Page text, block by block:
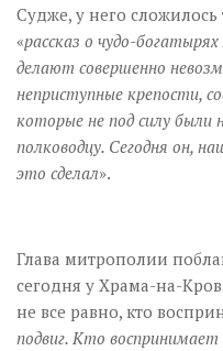
Судже, у него
«рассказ о чудо-
делают совершенно
неприступные крепости,
которые не под силу были
полководцу. Сегодня он,
это сделал».
Глава митрополии
сегодня у Храма-на-
не все равно, кто
подвиг. Кто